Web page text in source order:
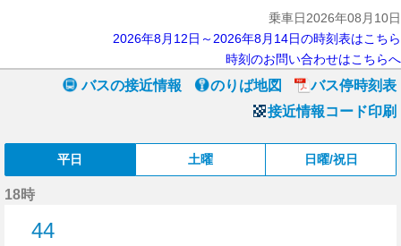
乗車日2026年08月10日
2026年8月12日～2026年8月14日の時刻表はこちら
時刻のお問い合わせはこちらへ
バスの接近情報 のりば地図
バス停時刻表
接近情報コード印刷
平日 土曜 日曜/祝日
18時
44